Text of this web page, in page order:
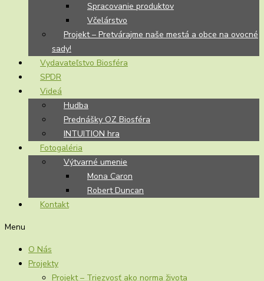
Spracovanie produktov
Včelárstvo
Projekt – Pretvárajme naše mestá a obce na ovocné
sady!
Vydavateľstvo Biosféra
SPDR
Videá
Hudba
Prednášky OZ Biosféra
INTUITION hra
Fotogaléria
Výtvarné umenie
Mona Caron
Robert Duncan
Kontakt
Menu
O Nás
Projekty
Projekt – Triezvosť ako norma života